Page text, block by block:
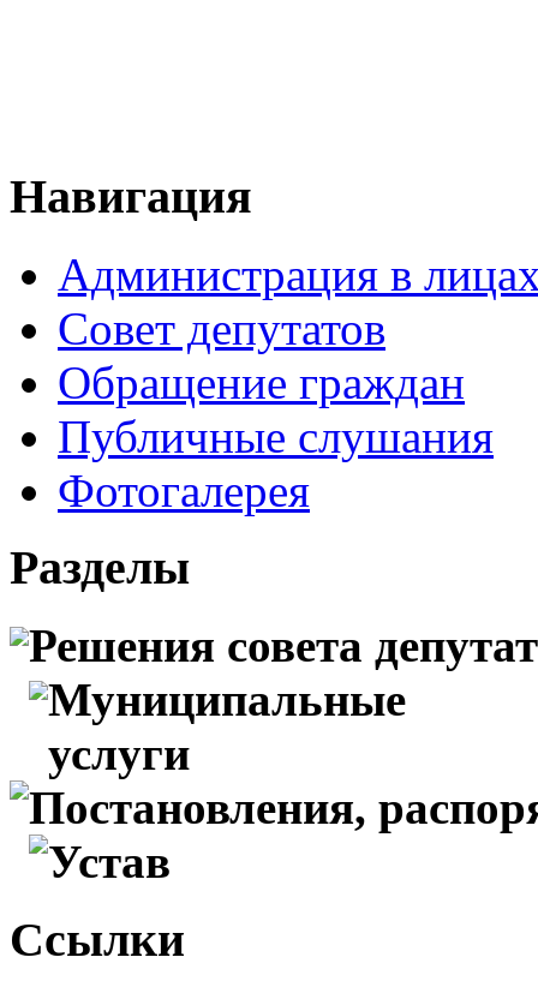
Навигация
Администрация в
Совет депутатов
Обращение граждан
Публичные слушания
Фотогалерея
Разделы
Решения совета
Муниципальные
услуги
Постановления,
Устав
Ссылки